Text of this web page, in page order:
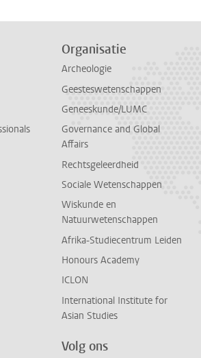
Organisatie
Archeologie
Geesteswetenschappen
Geneeskunde/LUMC
Governance and Global
Affairs
Rechtsgeleerdheid
Sociale Wetenschappen
Wiskunde en
Natuurwetenschappen
Afrika-Studiecentrum Leiden
Honours Academy
ICLON
International Institute for
Asian Studies
Volg ons